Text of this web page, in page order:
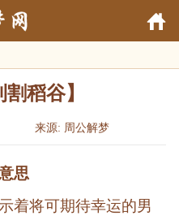
割稻谷】
来源: 周公解梦
思
示着将可期待幸运的男